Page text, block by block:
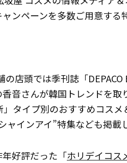
ンペーンを多数ご用意する
店頭では季刊誌「DEPACO
音さんが韓国トレンドを
タイプ別のおすすめコス
ャインアイ”特集なども掲載
好評だった「ホリデイコス